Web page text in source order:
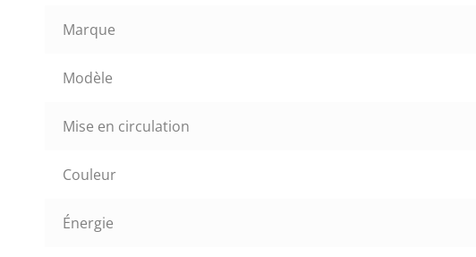
Marque
Modèle
Mise en circulation
Couleur
Énergie